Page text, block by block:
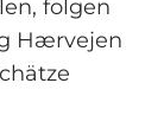
folgen
Hærvejen